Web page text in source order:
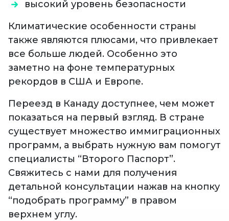
высокий уровень безопасности
Климатические особенности страны
также являются плюсами, что привлекает
все больше людей. Особенно это
заметно на фоне температурных
рекордов в США и Европе.
Переезд в Канаду доступнее, чем может
показаться на первый взгляд. В стране
существует множество иммиграционных
программ, а выбрать нужную вам помогут
специалисты “Второго Паспорт”.
Свяжитесь с нами для получения
детальной консультации нажав на кнопку
“подобрать программу” в правом
верхнем углу.